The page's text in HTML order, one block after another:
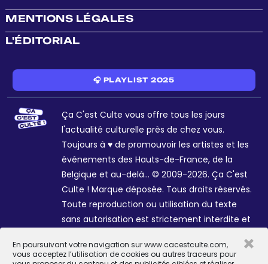
En poursuivant votre navigation sur www.cacestculte.com,
vous acceptez l’utilisation de cookies ou autres traceurs pour
×
MENTIONS LÉGALES
L'ÉDITORIAL
🎧 PLAYLIST 2025
Ça C'est Culte vous offre tous les jours
l'actualité culturelle près de chez vous.
Toujours à ♥ de promouvoir les artistes et les
événements des Hauts-de-France, de la
Belgique et au-delà... © 2009-2026. Ça C'est
Culte ! Marque déposée. Tous droits réservés.
Toute reproduction ou utilisation du texte
sans autorisation est strictement interdite et
Sophie R. et Céline Galant.